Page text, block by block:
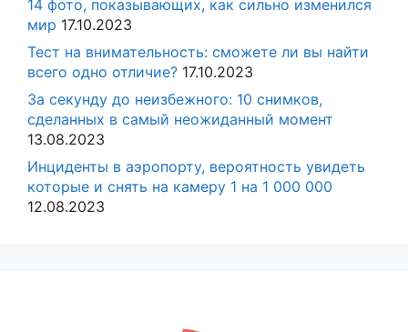
14 фото, показывающих, как сильно изменился
мир 17.10.2023
Тест на внимательность: сможете ли вы найти
всего одно отличие? 17.10.2023
За секунду до неизбежного: 10 снимков,
сделанных в самый неожиданный момент
13.08.2023
Инциденты в аэропорту, вероятность увидеть
которые и снять на камеру 1 на 1 000 000
12.08.2023